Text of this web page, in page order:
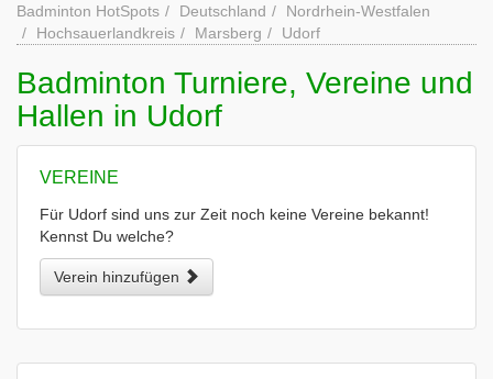
Badminton HotSpots Deutschland
Nordrhein-Westfalen
Hochsauerlandkreis
Marsberg Udorf
Badminton Turniere, Vereine und
Hallen in Udorf
VEREINE
Für Udorf sind uns zur Zeit noch keine Vereine bekannt!
Kennst Du welche?
Verein hinzufügen